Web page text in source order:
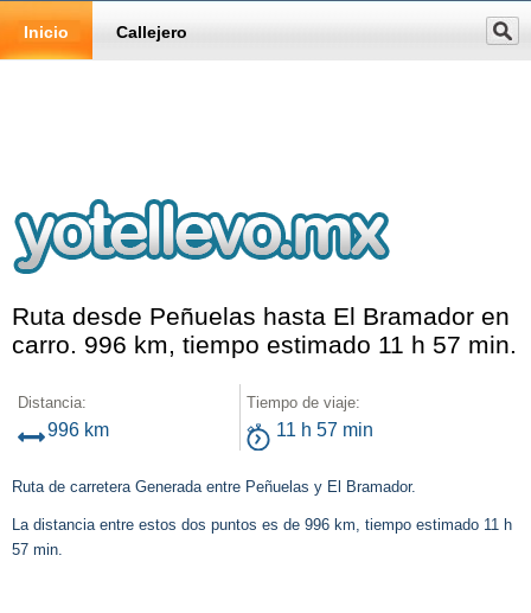
Inicio Callejero
Ruta desde Peñuelas hasta El Bramador en
carro. 996 km, tiempo estimado 11 h 57 min.
Distancia:
996 km
Tiempo de viaje:
11 h 57 min
Ruta de carretera Generada entre Peñuelas y El Bramador.
La distancia entre estos dos puntos es de 996 km, tiempo estimado 11 h
57 min.